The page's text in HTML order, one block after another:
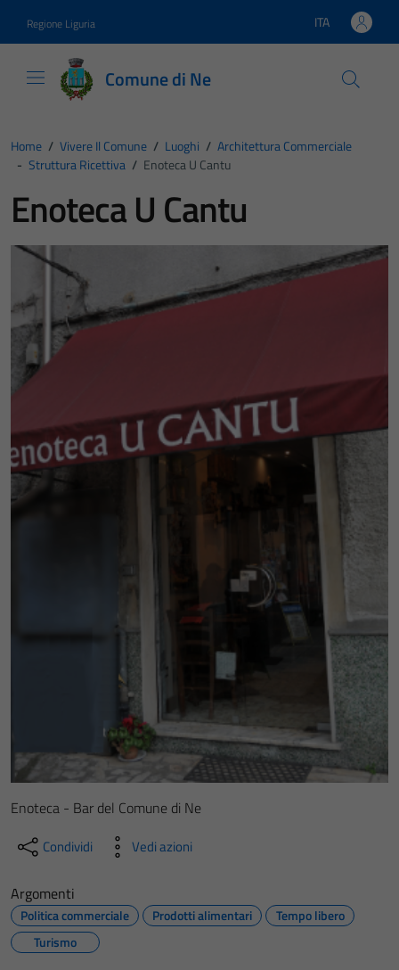
Regione Liguria Lingua attiva:
ITA
Comune di Ne
Home / Vivere Il Comune / Luoghi / Architettura Commerciale
- Struttura Ricettiva / Enoteca U Cantu
Enoteca U Cantu
Enoteca - Bar del Comune di Ne
Condividi Vedi azioni
Argomenti
Politica commerciale Prodotti alimentari
Tempo libero
Turismo